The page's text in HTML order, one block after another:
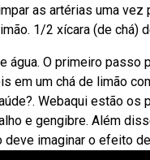
as artérias uma
1/2 xícara (de chá)
água. O primeiro passo
em um chá de limão
Webaqui estão
e gengibre. Além
deve imaginar o efeito